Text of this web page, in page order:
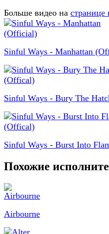
Больше видео на странице
Sinful Ways - Manhattan
Sinful Ways - Bury The
Sinful Ways - Burst Into
Похожие
Airbourne